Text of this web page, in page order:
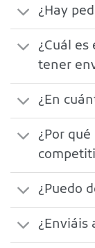
¿Hay
¿Cuál
tener
¿En
¿Por
¿Puedo
¿Enviáis